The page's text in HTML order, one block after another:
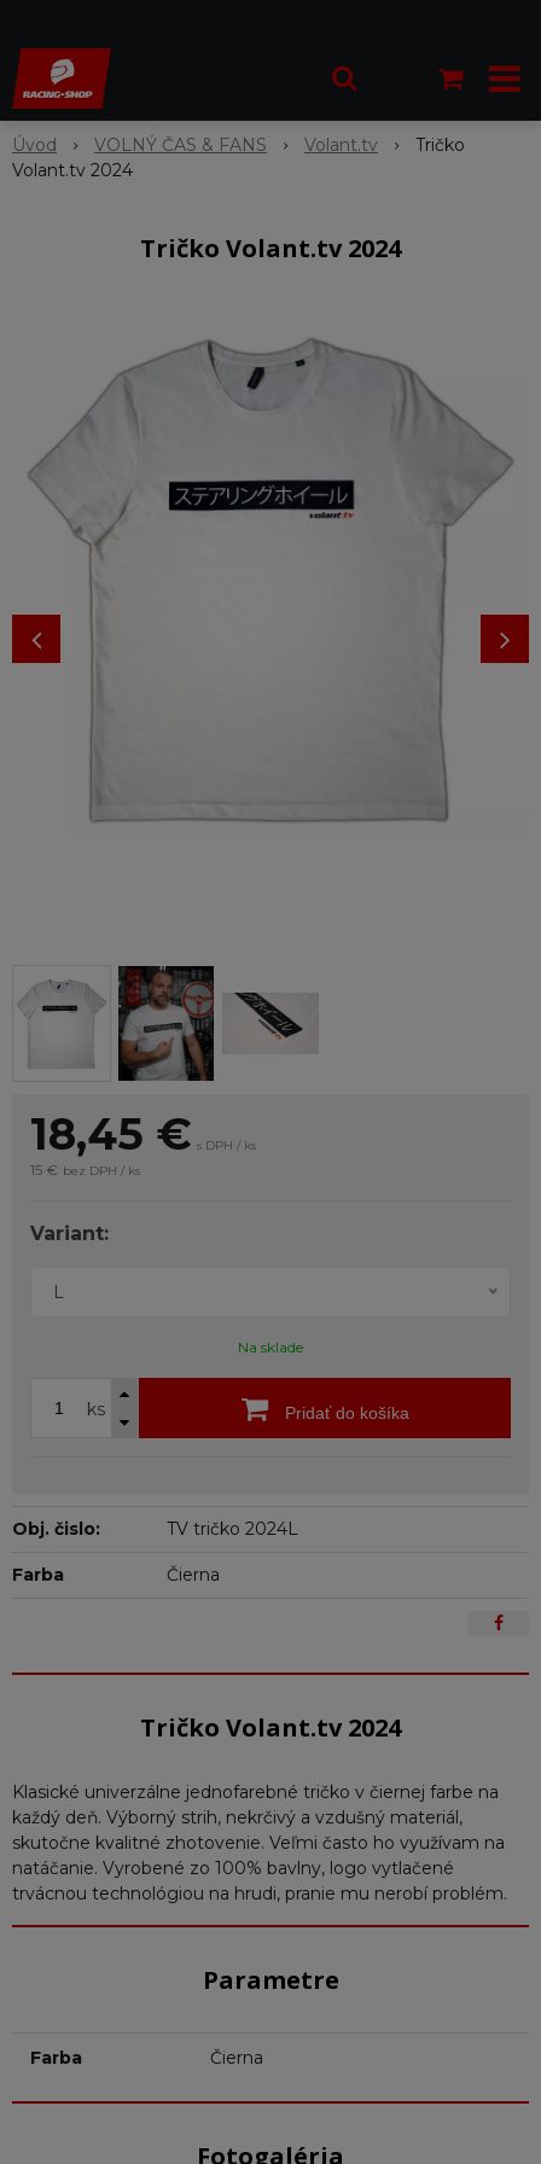
Úvod VOLNÝ ČAS & FANS Volant.tv
Tričko
Volant.tv 2024
Tričko Volant.tv 2024
18,45 € s DPH / ks
15 € bez DPH / ks
Variant:
L
Na sklade
ks Pridať do košíka
Obj. čislo: TV tričko 2024L
Farba Čierna
Tričko Volant.tv 2024
Klasické univerzálne jednofarebné tričko v čiernej farbe na
každý deň. Výborný strih, nekrčivý a vzdušný materiál,
skutočne kvalitné zhotovenie. Veľmi často ho využívam na
natáčanie. Vyrobené zo 100% bavlny, logo vytlačené
trvácnou technológiou na hrudi, pranie mu nerobí problém.
Parametre
Farba Čierna
Fotogaléria